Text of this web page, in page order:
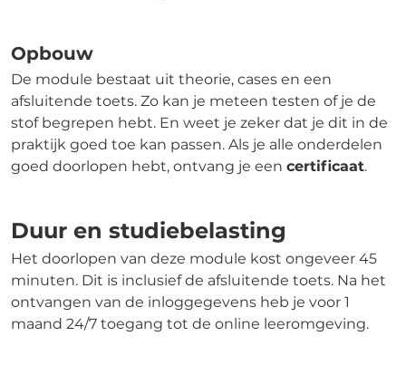
Opbouw
De module bestaat uit theorie, cases en een
afsluitende toets. Zo kan je meteen testen of je de
stof begrepen hebt. En weet je zeker dat je dit in de
praktijk goed toe kan passen. Als je alle onderdelen
goed doorlopen hebt, ontvang je een certificaat.
Duur en studiebelasting
Het doorlopen van deze module kost ongeveer 45
minuten. Dit is inclusief de afsluitende toets. Na het
ontvangen van de inloggegevens heb je voor 1
maand 24/7 toegang tot de online leeromgeving.